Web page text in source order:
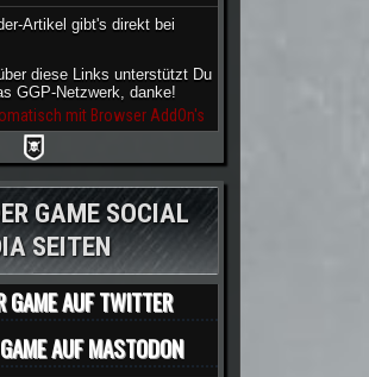
Artikel gibt's direkt bei
diese Links unterstützt Du
GGP-Netzwerk, danke!
mit Browser AddOn's
GAME SOCIAL
SEITEN
GAME AUF TWITTER
AUF MASTODON